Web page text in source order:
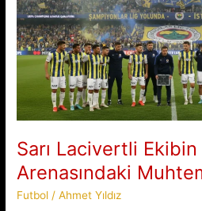
Sağlıyor
Sarı Lacivertli
Arenasındaki
Futbol /Ahmet Yıldız